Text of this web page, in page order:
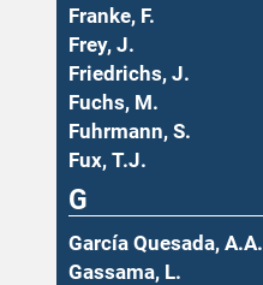
Franke, F.
Frey, J.
Friedrichs, J.
Fuchs, M.
Fuhrmann, S.
Fux, T.J.
G
García Quesada, A.A.
Gassama, L.